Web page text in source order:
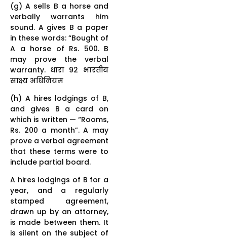
(g) A sells B a horse and
verbally warrants him
sound. A gives B a paper
in these words: “Bought of
A a horse of Rs. 500. B
may prove the verbal
warranty. धारा 92 भारतीय
साक्ष्य अधिनियम
(h) A hires lodgings of B,
and gives B a card on
which is written — “Rooms,
Rs. 200 a month”. A may
prove a verbal agreement
that these terms were to
include partial board.
A hires lodgings of B for a
year, and a regularly
stamped agreement,
drawn up by an attorney,
is made between them. It
is silent on the subject of